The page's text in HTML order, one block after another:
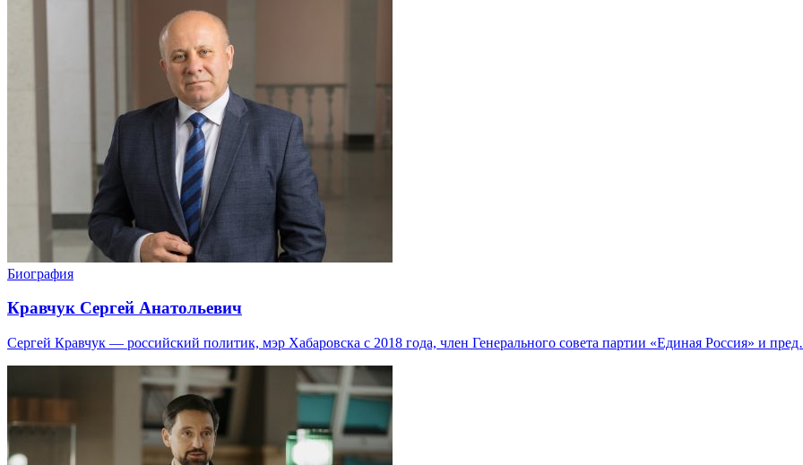
Биография
Кравчук Сергей Анатольевич
Сергей Кравчук — российский политик, мэр Хабаровска с 2018 года, член Генерального совета партии «Единая Россия» и